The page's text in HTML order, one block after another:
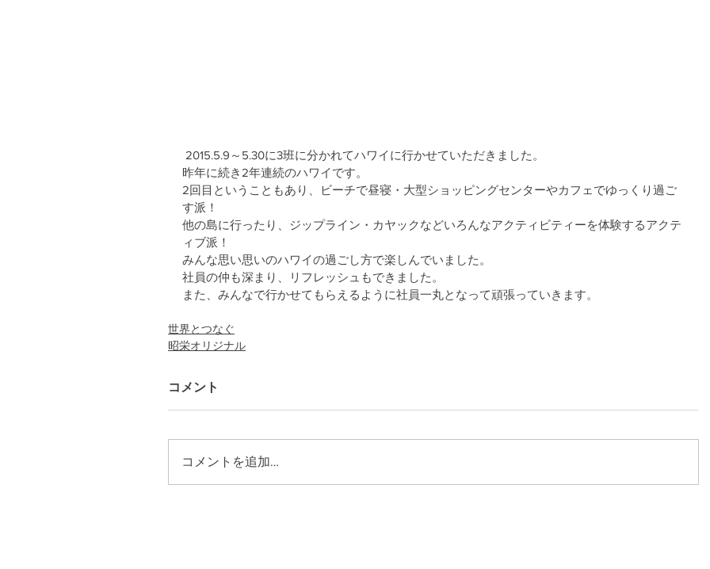
2015.5.9～5.30に3班に分かれてハワイに行かせていただきました。
昨年に続き2年連続のハワイです。
2回目ということもあり、ビーチで昼寝・大型ショッピングセンターやカフェでゆっくり過ご
す派！
他の島に行ったり、ジップライン・カヤックなどいろんなアクティビティーを体験するアクテ
ィブ派！
みんな思い思いのハワイの過ごし方で楽しんでいました。
社員の仲も深まり、リフレッシュもできました。
また、みんなで行かせてもらえるように社員一丸となって頑張っていきます。
世界とつなぐ
昭栄オリジナル
コメント
コメントを追加…